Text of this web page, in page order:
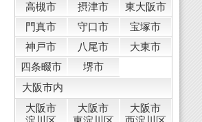
高槻市
摂津市
東大阪市
門真市
守口市
宝塚市
神戸市
八尾市
大東市
四条畷市
堺市
大阪市内
大阪市
大阪市
大阪市